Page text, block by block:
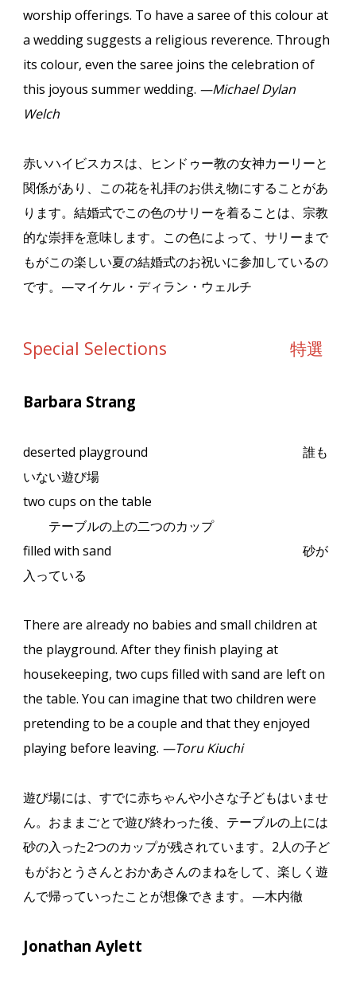
worship offerings. To have a saree of this colour at
a wedding suggests a religious reverence. Through
its colour, even the saree joins the celebration of
this joyous summer wedding. —Michael Dylan
Welch
赤いハイビスカスは、ヒンドゥー教の女神カーリーと
関係があり、この花を礼拝のお供え物にすることがあ
ります。結婚式でこの色のサリーを着ることは、宗教
的な崇拝を意味します。この色によって、サリーまで
もがこの楽しい夏の結婚式のお祝いに参加しているの
です。 —マイケル・ディラン・ウェルチ
Special Selections 特選
Barbara Strang
deserted playground
誰も
いない遊び場
two cups on the table
テーブルの上の二つのカップ
filled with sand
砂が
入っている
There are already no babies and small children at
the playground. After they finish playing at
housekeeping, two cups filled with sand are left on
the table. You can imagine that two children were
pretending to be a couple and that they enjoyed
playing before leaving. —Toru Kiuchi
遊び場には、すでに赤ちゃんや小さな子どもはいませ
ん。おままごとで遊び終わった後、テーブルの上には
砂の入った2つのカップが残されています。 2人の子ど
もがおとうさんとおかあさんのまねをして、楽しく遊
んで帰っていったことが想像できます。 —木内徹
Jonathan Aylett